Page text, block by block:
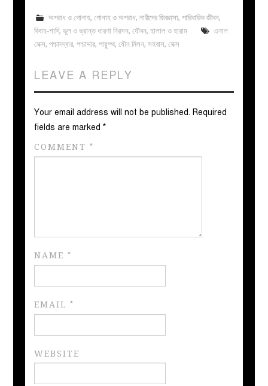
অপরাধ ও গোনাহ, গোনাহ ও অপরাধ, নারীদের জিজ্ঞাসা, পারিবারিক জীবন,
বিবাহ-শাদি,ভুল ও ভ্রান্ত ধারণা নিরসন,যৌবন,হালাল ও হারাম
এনাল
সেক্স,পশ্চাদদ্বার,পশ্চাদ্দার,পায়ুপথ,যৌন মিলন,সহবাস,সেক্স
LEAVE A REPLY
Your email address will not be published. Required
fields are marked*
COMMENT*
NAME*
EMAIL*
WEBSITE